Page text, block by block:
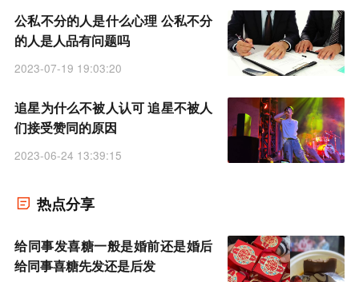
公私不分的人是什么心理 公私不分
的人是人品有问题吗
2023-07-19 19:03:20
追星为什么不被人认可 追星不被人
们接受赞同的原因
2023-06-24 13:39:15
热点分享
给同事发喜糖一般是婚前还是婚后
给同事喜糖先发还是后发